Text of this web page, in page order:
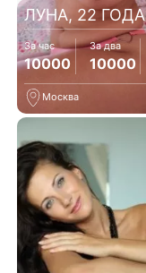
ЛУНА, 22 ГОДА
За час
10000
За два
10000
Москва